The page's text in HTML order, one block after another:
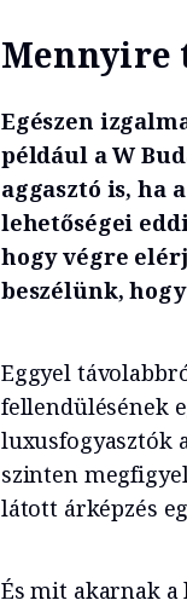
Mennyire
Egészen
például a W
aggasztó is, ha
lehetőségei
hogy végre
beszélünk,
Eggyel
fellendülésének
luxusfogyasztók
szinten
látott árképzés
És mit akarnak a